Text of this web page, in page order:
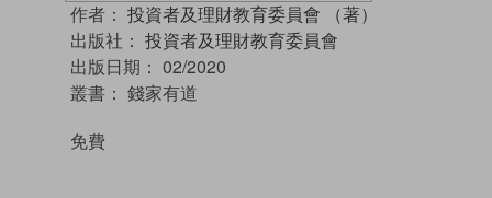
作者： 投資者及理財教育委員會 （著）
出版社： 投資者及理財教育委員會
出版日期： 02/2020
叢書： 錢家有道
免費